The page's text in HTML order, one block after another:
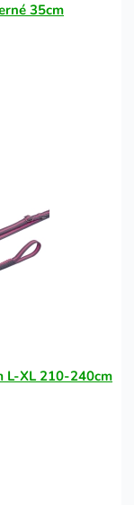
35cm
L-XL 210-240cm